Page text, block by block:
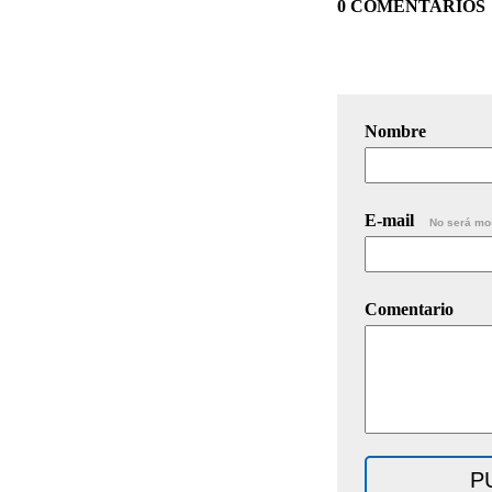
0 COMENTARIOS
Nombre
E-mail No será
Comentario